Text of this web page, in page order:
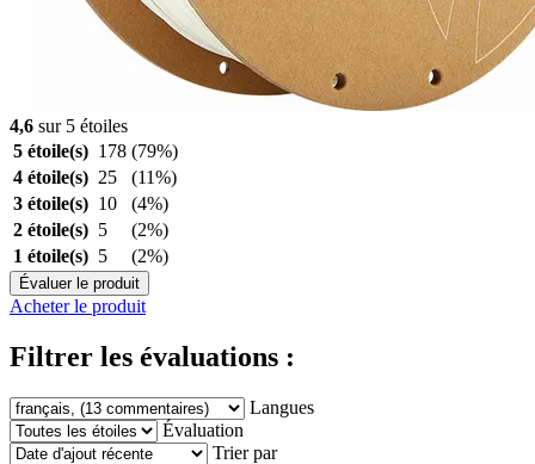
4,6 sur 5 étoiles
5 étoile(s) 178 (79%)
4 étoile(s) 25
(11%)
3 étoile(s) 10
(4%)
2 étoile(s) 5
(2%)
1 étoile(s) 5 (2%)
Évaluer le produit
Acheter le produit
Filtrer les évaluations :
Langues
Évaluation
Trier par